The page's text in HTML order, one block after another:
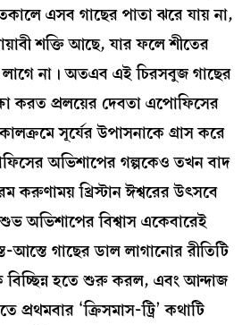
এসব গাছের পাতা ঝরে যায় না,
শক্তি আছে, যার ফলে শীতের
না। অতএব এই চিরসবুজ গাছের
করত প্রলয়ের দেবতা এপোফিসের
সূর্যের উপাসনাকে গ্রাস করে
অভিশাপের গল্পকেও তখন বাদ
খ্রিস্টান ঈশ্বরের উৎসবে
অশুভ অভিশাপের বিশ্বাস একেবারেই
গাছের ডাল লাগানোর রীতিটি
বিচ্ছিন্ন হতে শুরু করল, এবং আন্দাজ
প্রথমবার ‘ক্রিসমাস-ট্রি’ কথাটি